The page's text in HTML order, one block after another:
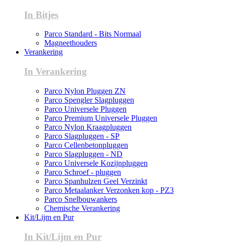
In Bitjes
Parco Standard - Bits Normaal
Magneethouders
Verankering
In Verankering
Parco Nylon Pluggen ZN
Parco Spengler Slagpluggen
Parco Universele Pluggen
Parco Premium Universele Pluggen
Parco Nylon Kraagpluggen
Parco Slagpluggen - SP
Parco Cellenbetonpluggen
Parco Slagpluggen - ND
Parco Universele Kozijnpluggen
Parco Schroef - pluggen
Parco Spanhulzen Geel Verzinkt
Parco Metaalanker Verzonken kop - PZ3
Parco Snelbouwankers
Chemische Verankering
Kit/Lijm en Pur
In Kit/Lijm en Pur